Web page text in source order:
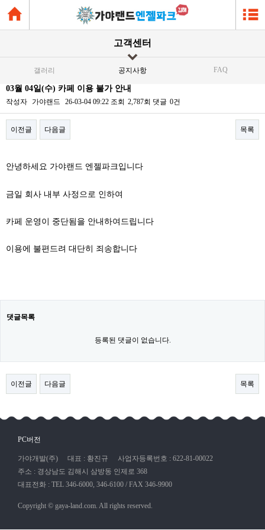
고객센터
갤러리 공지사항 FAQ
03월 04일(수) 카페 이용 불가 안내
작성자 가야랜드 26-03-04 09:22 조회 2,787회 댓글 0건
이전글 다음글 목록
안녕하세요 가야랜드 엔젤파크입니다
금일 회사 내부 사정으로 인하여
카페 운영이 중단됨을 안내하여드립니다
이용에 불편드려 대단히 죄송합니다
댓글목록
등록된 댓글이 없습니다.
이전글 다음글 목록
PC버전
가야개발(주) 대표 : 황진규
사업자등록번호 : 622-81-00022
주소 : 경상남도 김해시 삼방동 인제로 368
대표전화 : TEL 346-6000, 346-6100 / FAX 346-9900
Copyright © gaya-land.com. All rights reserved.